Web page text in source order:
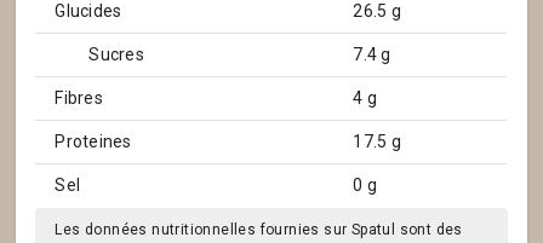
Glucides 26.5 g
Sucres 7.4 g
Fibres 4 g
Proteines 17.5 g
Sel 0 g
Les données nutritionnelles fournies sur Spatul sont des